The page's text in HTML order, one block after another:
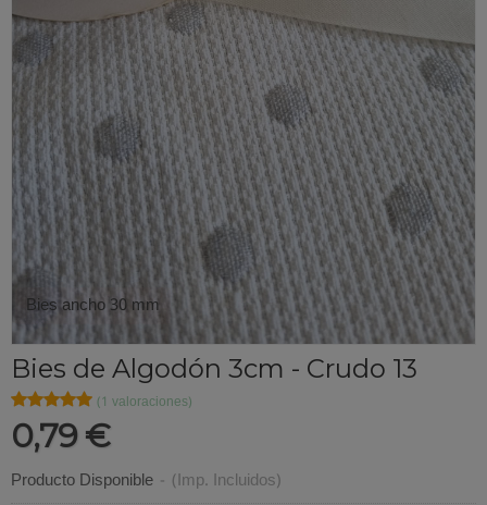
Bies ancho 30 mm
Bies de Algodón 3cm - Crudo 13
★★★★★
★★★★★ (1 valoraciones)
0,79 €
Producto Disponible - (Imp. Incluidos)